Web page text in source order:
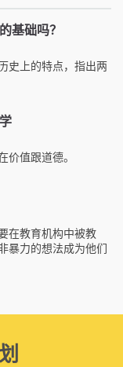
基础吗？
史上的特点，指出两
价值跟道德。
在教育机构中被教
暴力的想法成为他们